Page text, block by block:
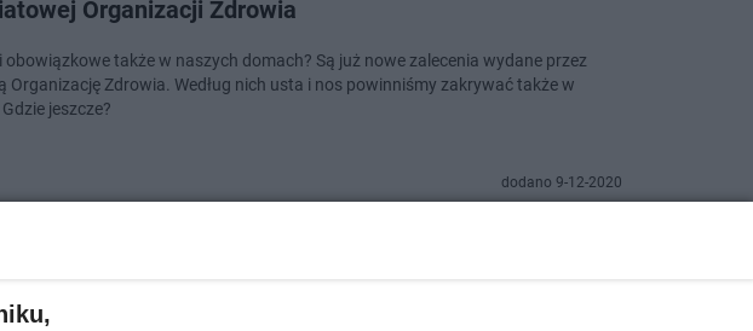
Organizacji Zdrowia
obowiązkowe także w naszych domach? Są już nowe zalecenia wydane przez
Organizację Zdrowia. Według nich usta i nos powinniśmy zakrywać także w
jeszcze?
dodano 9-12-2020